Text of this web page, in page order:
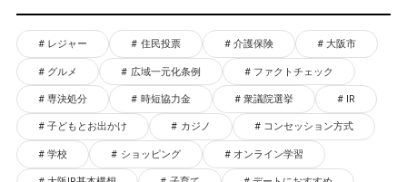
レジャー 住民投票 介護保険 大阪市
グルメ 広域一元化条例 ファクトチェック
専決処分 時短協力金 衆議院選挙 IR
子どもとお出かけ カジノ コンセッション方式
学校 ショッピング オンライン学習